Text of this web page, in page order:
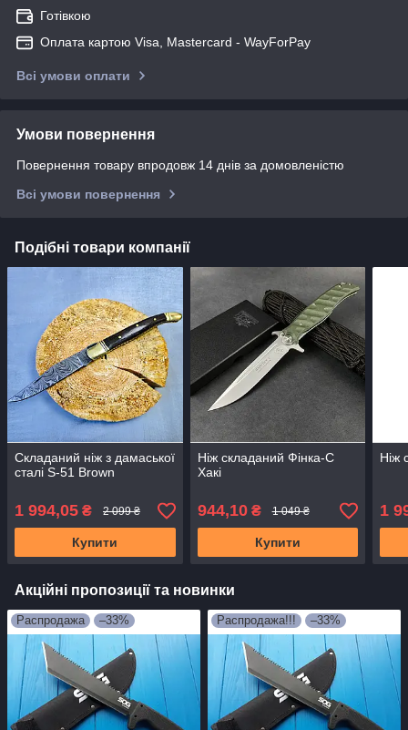
Готівкою
Оплата картою Visa, Mastercard - WayForPay
Всі умови оплати
Умови повернення
Повернення товару впродовж 14 днів за домовленістю
Всі умови повернення
Подібні товари компанії
Складаний ніж з дамаської
сталі S-51 Brown
1 994,05 ₴ 2 099 ₴
Купити
Ніж складаний Фінка-С
Хакі
944,10₴ 1 049 ₴
Купити
Ніж
1
Акційні пропозиції та новинки
Распродажа –33% Распродажа!!! –33%